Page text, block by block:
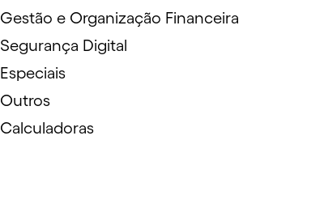
Gestão e Organização Financeira
Segurança Digital
Especiais
Outros
Calculadoras